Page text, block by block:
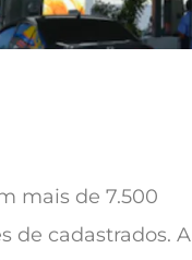
mais de 7.500
de cadastrados. A